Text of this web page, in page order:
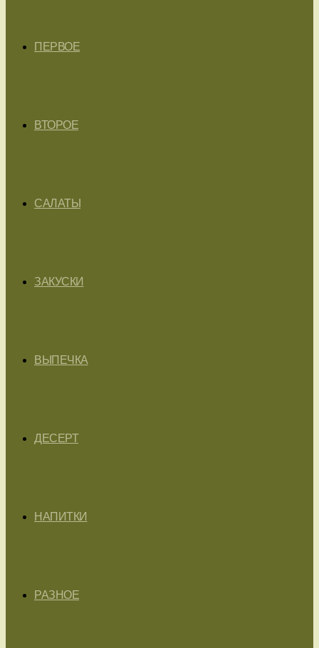
ПЕРВОЕ
ВТОРОЕ
САЛАТЫ
ЗАКУСКИ
ВЫПЕЧКА
ДЕСЕРТ
НАПИТКИ
РАЗНОЕ